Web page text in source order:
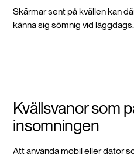
Skärmar sent på kvällen kan
känna sig sömnig vid läggdags.
Kvällsvanor som
insomningen
Att använda mobil eller dator